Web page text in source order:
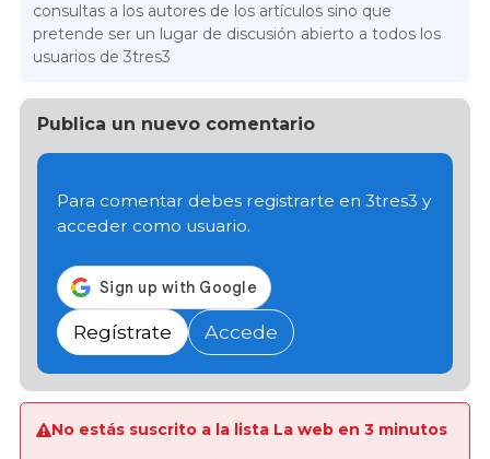
consultas a los autores de los artículos sino que
pretende ser un lugar de discusión abierto a todos los
usuarios de 3tres3
Publica un nuevo comentario
Para comentar debes registrarte en 3tres3 y
acceder como usuario.
Regístrate Accede
No estás suscrito a la lista La web en 3 minutos